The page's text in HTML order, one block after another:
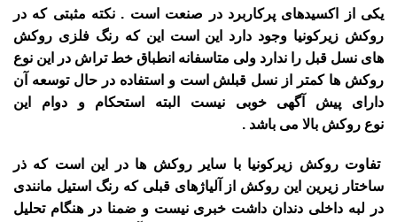
یکی از اکسیدهای پرکاربرد در صنعت است . نکته مثبتی که در
روکش زیرکونیا وجود دارد این است این که رنگ فلزی روکش
های نسل قبل را ندارد ولی متاسفانه انطباق خط تراش در این نوع
روکش ها کمتر از نسل قبلش است و استفاده در حال توسعه آن
دارای پیش آگهی خوبی نیست البته استحکام و دوام این
نوع روکش بالا می باشد .
تفاوت روکش زیرکونیا با سایر روکش ها در این است که ذر
ساختار زیرین این روکش از آلیاژهای قبلی که رنگ استیل مانندی
در لبه داخلی دندان داشت خبری نیست و ضمنا در هنگام تحلیل